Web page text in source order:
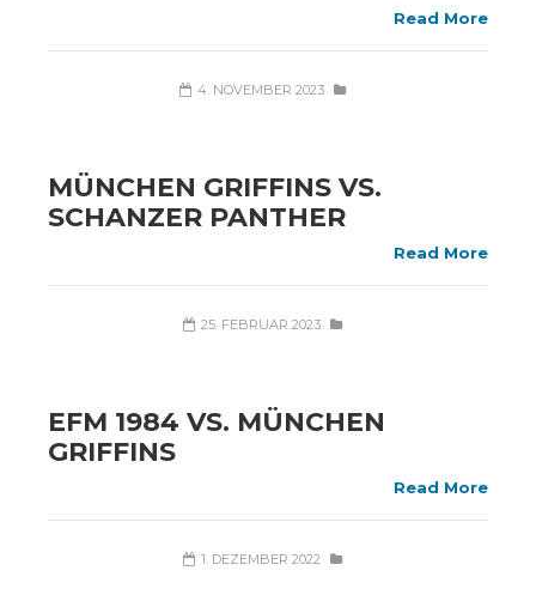
Read More
4. NOVEMBER 2023
MÜNCHEN GRIFFINS VS.
SCHANZER PANTHER
Read More
25. FEBRUAR 2023
EFM 1984 VS. MÜNCHEN
GRIFFINS
Read More
1. DEZEMBER 2022